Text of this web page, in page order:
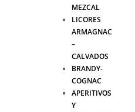
MEZCAL
LICORES
ARMAGNAC
–
CALVADOS
BRANDY-
COGNAC
APERITIVOS
Y